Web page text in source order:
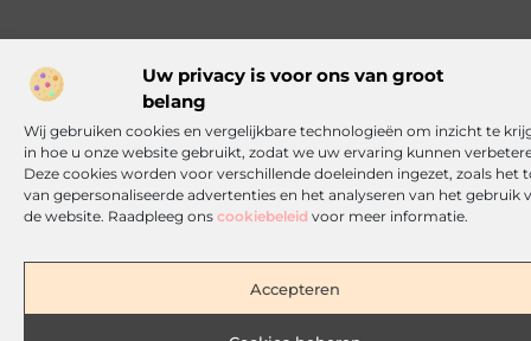
Uw privacy is voor ons van groot
belang
Wij gebruiken cookies en vergelijkbare technologieën om inzicht te
in hoe u onze website gebruikt, zodat we uw ervaring kunnen
Deze cookies worden voor verschillende doeleinden ingezet, zoals het
van gepersonaliseerde advertenties en het analyseren van het gebruik
de website. Raadpleeg ons cookiebeleid voor meer informatie.
Accepteren